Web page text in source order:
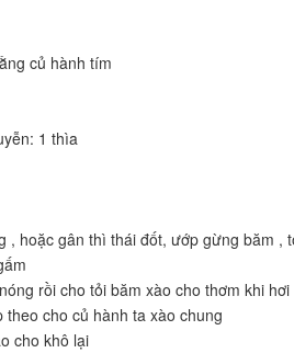
củ hành tím
1 thìa
, hoặc gân thì thái đốt, ướp gừng băm ,
rồi cho tỏi băm xào cho thơm khi
cho củ hành ta xào chung
cho khô lại